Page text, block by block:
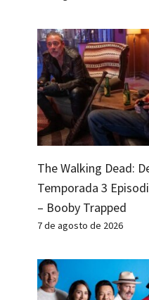
The Walking Dead:
Temporada 3
– Booby Trapped
7 de agosto de 2026